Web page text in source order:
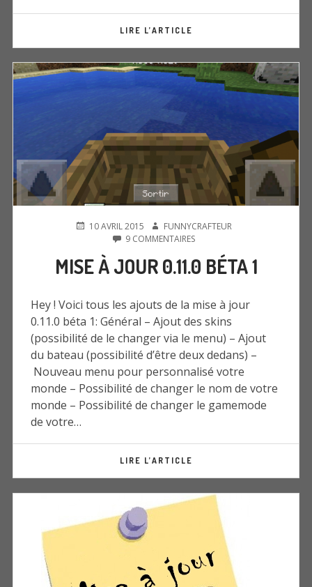
LIRE L’ARTICLE
PUBLIÉ10 AVRIL 2015 AUTEUR
FUNNYCRAFTEUR
9 COMMENTAIRESSUR
À
JOUR
BÉTA
MISE À JOUR 0.11.0 BÉTA 1
Hey ! Voici tous les ajouts de la mise à jour
0.11.0 béta 1: Général – Ajout des skins
(possibilité de le changer via le menu) – Ajout
du bateau (possibilité d’être deux dedans) –
Nouveau menu pour personnalisé votre
monde – Possibilité de changer le nom de votre
monde – Possibilité de changer le gamemode
de votre…
LIRE L’ARTICLE